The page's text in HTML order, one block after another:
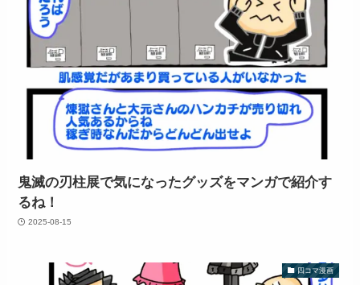
鬼滅の刃柱展で気になったグッズをマンガで紹介す
るね！
2025-08-15
四コマ漫画